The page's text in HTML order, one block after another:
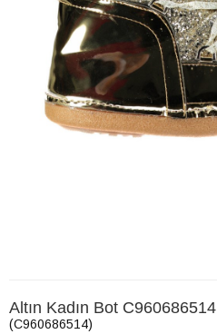
Altın Kadın Bot C960686514
(C960686514)